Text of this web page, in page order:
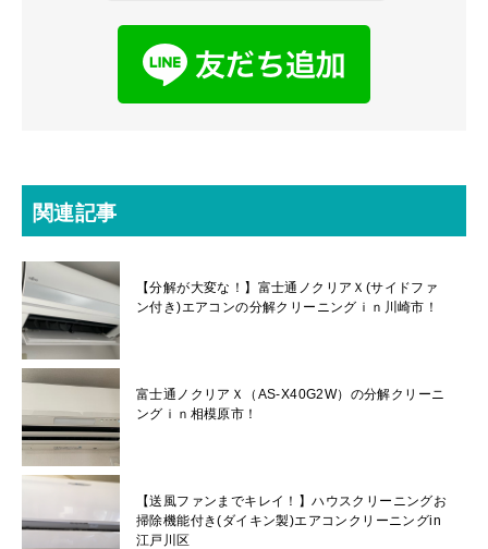
関連記事
【分解が大変な！】富士通ノクリアＸ(サイドファ
ン付き)エアコンの分解クリーニングｉｎ川崎市！
富士通ノクリアＸ（AS-X40G2W）の分解クリーニ
ングｉｎ相模原市！
【送風ファンまでキレイ！】ハウスクリーニングお
掃除機能付き(ダイキン製)エアコンクリーニングin
江戸川区